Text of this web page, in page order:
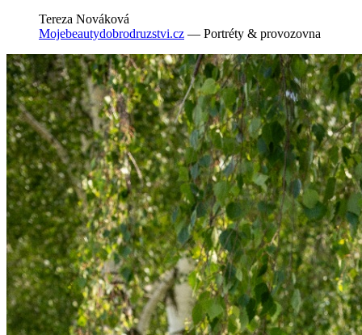
Tereza Nováková
Mojebeautydobrodruzstvi.cz — Portréty & provozovna